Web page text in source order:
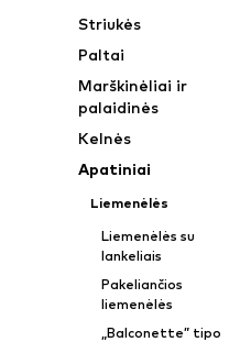
Striukės
Paltai
Marškinėliai ir
palaidinės
Kelnės
Apatiniai
Liemenėlės
Liemenėlės su
lankeliais
Pakeliančios
liemenėlės
„Balconette” tipo